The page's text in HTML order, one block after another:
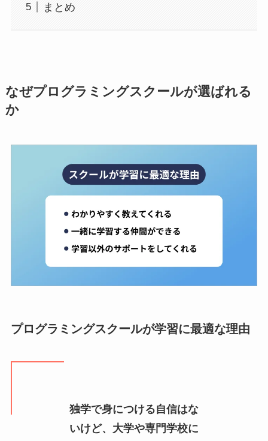
まとめ
なぜプログラミングスクールが選ばれる
か
プログラミングスクールが学習に最適な理由
独学で身につける自信はな
いけど、大学や専門学校に